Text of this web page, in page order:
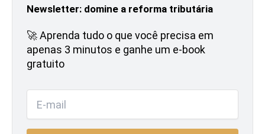
Newsletter: domine a reforma tributária
🚀 Aprenda tudo o que você precisa em
apenas 3 minutos e ganhe um e-book
gratuito